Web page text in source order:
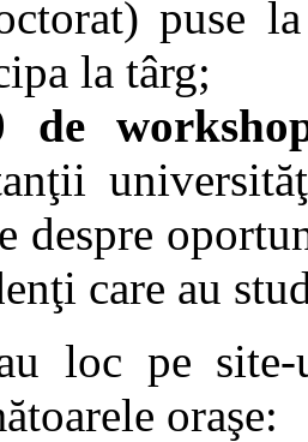
puse
la târg;
de
despre
care au
loc pe
oraşe: